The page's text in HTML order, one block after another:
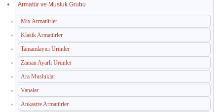
Küllükler ve Sigara Atık Üniteleri
El Kurutma Makineleri
🔐 En Güvenilir Adres
Fotoselli Kağıt Havluluklar
Sabunluklar
Otel Ekipmanları
Armatür ve Musluk Grubu
Mix Armatürler
Klasik Armatürler
Tamamlayıcı Ürünler
Zaman Ayarlı Ürünler
Ara Musluklar
Vanalar
Ankastre Armatürler